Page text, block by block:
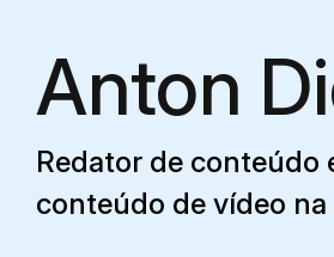
Anton
Redator de conteúdo
conteúdo de vídeo na